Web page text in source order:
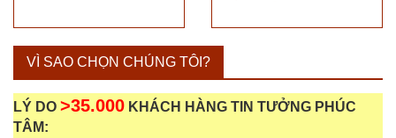
VÌ SAO CHỌN CHÚNG TÔI?
LÝ DO >35.000 KHÁCH HÀNG TIN TƯỞNG PHÚC
TÂM: